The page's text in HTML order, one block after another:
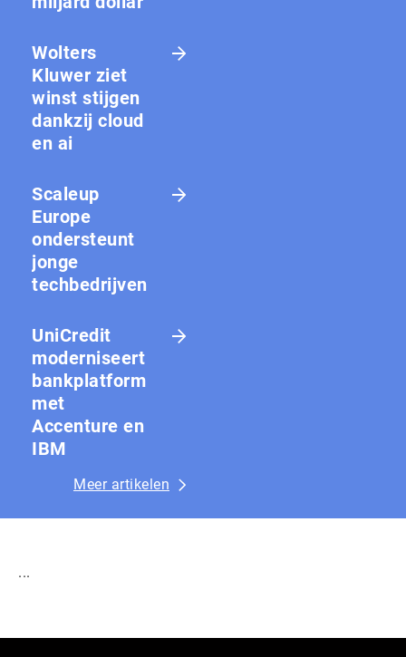
Wolters
Kluwer ziet
winst stijgen
dankzij cloud
en ai
Scaleup
Europe
ondersteunt
jonge
techbedrijven
UniCredit
moderniseert
bankplatform
met
Accenture en
IBM
Meer artikelen
...